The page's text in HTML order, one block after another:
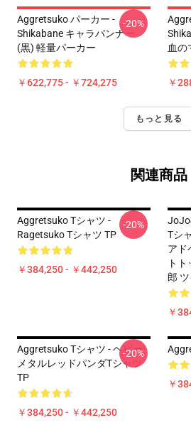
Aggretsuko パーカー -
Shikabane キャラバンナー
(黒) 軽量パーカー
￥622,775 - ￥724,275
-20%
血の
￥
もっと見る
関連商品
Aggretsuko Tシャツ -
Ragetsuko Tシャツ TP
￥384,250 - ￥442,250
-20%
JoJo
Tシ
アド
ト
郎
￥
Aggretsuko Tシャツ - ヘビー
メタルレッドパンダTシャツ
TP
￥384,250 - ￥442,250
-20%
￥